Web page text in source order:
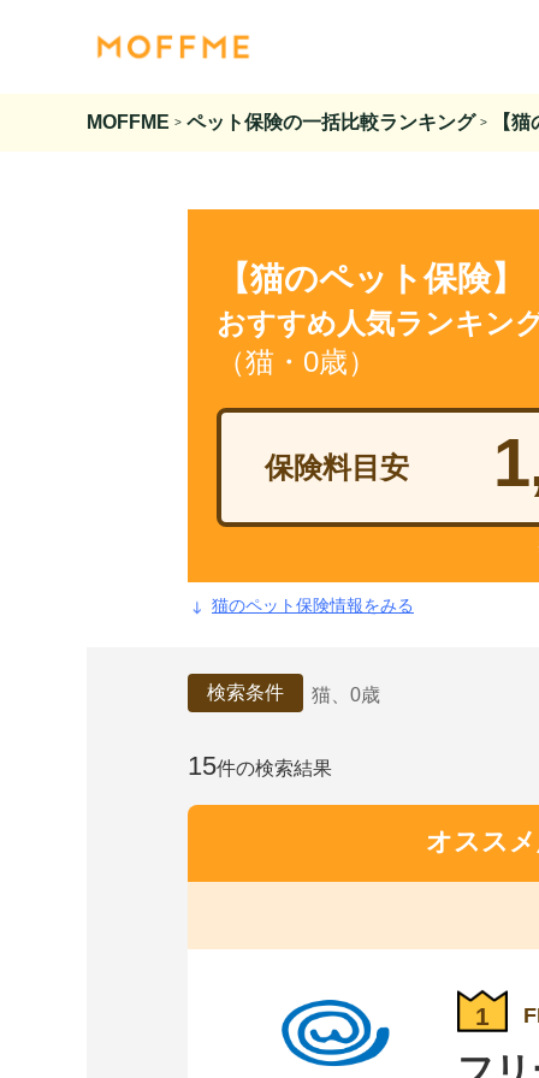
MOFFME > ペット保険の一括比較ランキング > 【
【猫のペット保険】
おすすめ人気ランキン
（猫・0歳）
保険料目安
猫のペット保険情報をみる
検索条件 猫、0歳
15件の検索結果
オスス
1